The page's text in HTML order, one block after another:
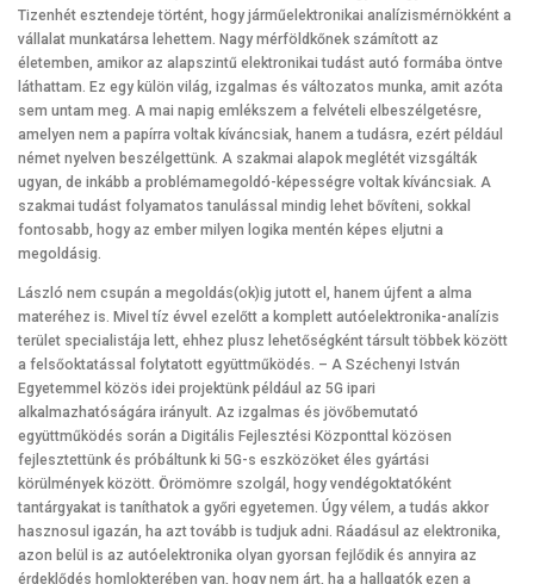
Tizenhét esztendeje történt, hogy járműelektronikai analízismérnökként a
vállalat munkatársa lehettem. Nagy mérföldkőnek számított az
életemben, amikor az alapszintű elektronikai tudást autó formába öntve
láthattam. Ez egy külön világ, izgalmas és változatos munka, amit azóta
sem untam meg. A mai napig emlékszem a felvételi elbeszélgetésre,
amelyen nem a papírra voltak kíváncsiak, hanem a tudásra, ezért például
német nyelven beszélgettünk. A szakmai alapok meglétét vizsgálták
ugyan, de inkább a problémamegoldó-képességre voltak kíváncsiak. A
szakmai tudást folyamatos tanulással mindig lehet bővíteni, sokkal
fontosabb, hogy az ember milyen logika mentén képes eljutni a
megoldásig.
László nem csupán a megoldás(ok)ig jutott el, hanem újfent a alma
materéhez is. Mivel tíz évvel ezelőtt a komplett autóelektronika-analízis
terület specialistája lett, ehhez plusz lehetőségként társult többek között
a felsőoktatással folytatott együttműködés. – A Széchenyi István
Egyetemmel közös idei projektünk például az 5G ipari
alkalmazhatóságára irányult. Az izgalmas és jövőbemutató
együttműködés során a Digitális Fejlesztési Központtal közösen
fejlesztettünk és próbáltunk ki 5G-s eszközöket éles gyártási
körülmények között. Örömömre szolgál, hogy vendégoktatóként
tantárgyakat is taníthatok a győri egyetemen. Úgy vélem, a tudás akkor
hasznosul igazán, ha azt tovább is tudjuk adni. Ráadásul az elektronika,
azon belül is az autóelektronika olyan gyorsan fejlődik és annyira az
érdeklődés homlokterében van, hogy nem árt, ha a hallgatók ezen a